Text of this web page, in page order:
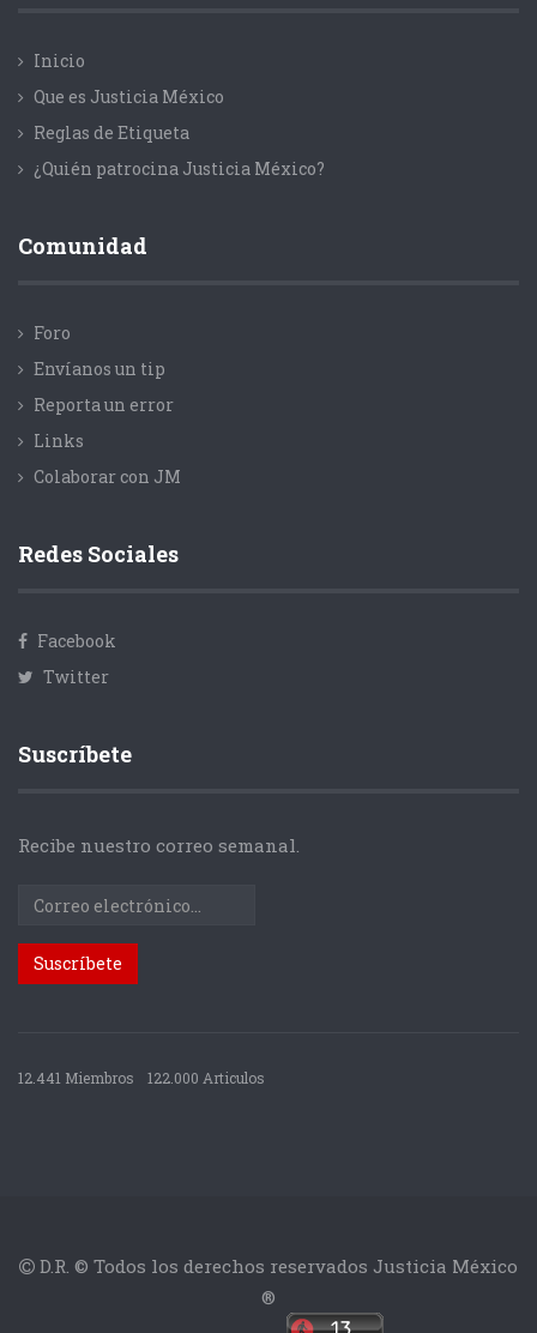
Inicio
Que es Justicia México
Reglas de Etiqueta
¿Quién patrocina Justicia México?
Comunidad
Foro
Envíanos un tip
Reporta un error
Links
Colaborar con JM
Redes Sociales
Facebook
Twitter
Suscríbete
Recibe nuestro correo semanal.
12.441 Miembros 122.000 Articulos
D.R. © Todos los derechos reservados Justicia México
®